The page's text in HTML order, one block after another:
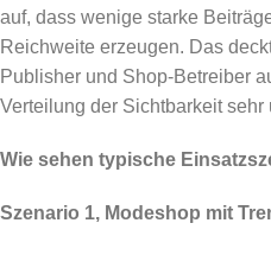
auf, dass wenige starke
Reichweite erzeugen. Das
Publisher und Shop-Betreiber
Verteilung der Sichtbarkeit sehr
Wie sehen typische
Szenario 1, Modeshop mit